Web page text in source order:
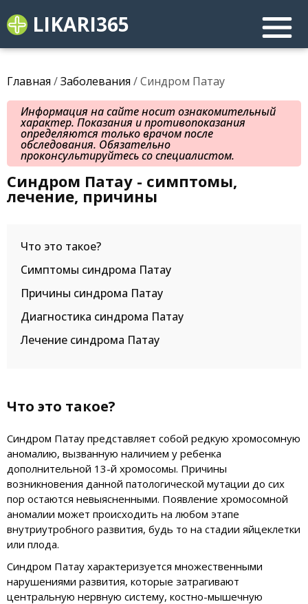
LIKARI365
Главная /Заболевания / Синдром Патау
Информация на сайте носит ознакомительный
характер. Показания и противопоказания
определяются только врачом после
обследования. Обязательно
проконсультируйтесь со специалистом.
Синдром Патау - симптомы,
лечение, причины
Что это такое?
Симптомы синдрома Патау
Причины синдрома Патау
Диагностика синдрома Патау
Лечение синдрома Патау
Что это такое?
Синдром Патау представляет собой редкую хромосомную
аномалию, вызванную наличием у ребенка
дополнительной 13-й хромосомы. Причины
возникновения данной патологической мутации до сих
пор остаются невыясненными. Появление хромосомной
аномалии может происходить на любом этапе
внутриутробного развития, будь то на стадии яйцеклетки
или плода.
Синдром Патау характеризуется множественными
нарушениями развития, которые затрагивают
центральную нервную систему, костно-мышечную